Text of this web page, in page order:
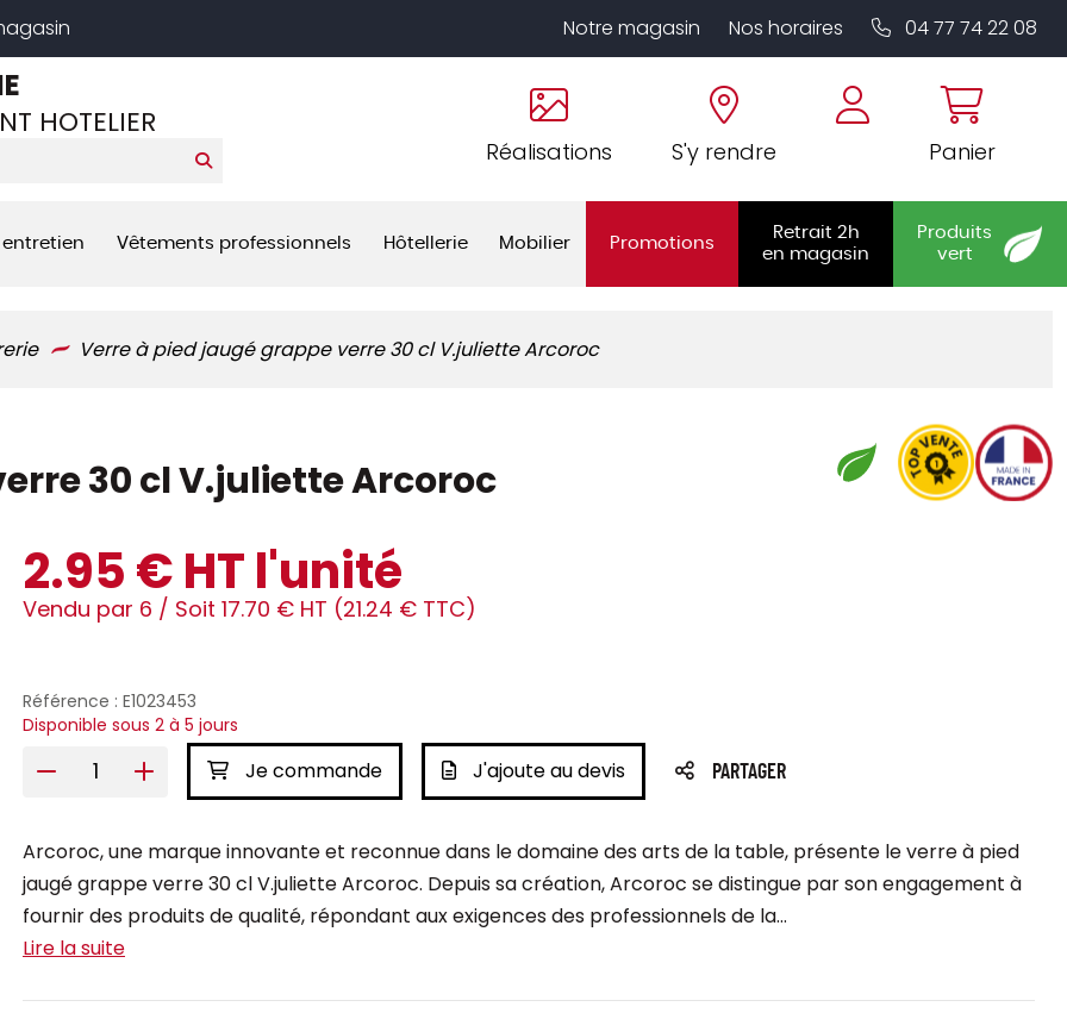
Notre magasin Nos horaires 04 77 74 22 08
HOTELIER
Réalisations S'y rendre Panier
entretien Vêtements professionnels Hôtellerie Mobilier Promotions
Retrait 2h
en magasin
Produits
vert
Verre à pied jaugé grappe verre 30 cl V.juliette Arcoroc
30 cl V.juliette Arcoroc
2.95 € HT l'unité
Vendu par 6 / Soit 17.70 € HT (21.24 € TTC)
Référence : E1023453
Disponible sous 2 à 5 jours
Je commande J'ajoute au devis PARTAGER
Arcoroc, une marque innovante et reconnue dans le domaine des arts de la table, présente le verre à pied
jaugé grappe verre 30 cl V.juliette Arcoroc. Depuis sa création, Arcoroc se distingue par son engagement à
fournir des produits de qualité, répondant aux exigences des professionnels de la...
Lire la suite